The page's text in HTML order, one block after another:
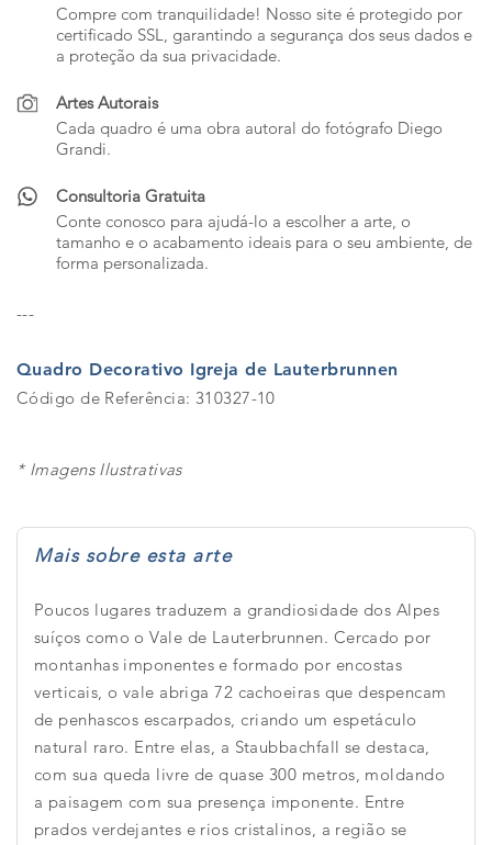
Compre com tranquilidade! Nosso site é protegido por
certificado SSL, garantindo a segurança dos seus dados e
a proteção da sua privacidade.
Artes Autorais
Cada quadro é uma obra autoral do fotógrafo Diego
Grandi.
Consultoria Gratuita
Conte conosco para ajudá-lo a escolher a arte, o
tamanho e o acabamento ideais para o seu ambiente, de
forma personalizada.
---
Quadro Decorativo Igreja de Lauterbrunnen
Código de Referência: 310327-10
* Imagens Ilustrativas
Mais sobre esta arte
Poucos lugares traduzem a grandiosidade dos Alpes
suíços como o Vale de Lauterbrunnen. Cercado por
montanhas imponentes e formado por encostas
verticais, o vale abriga 72 cachoeiras que despencam
de penhascos escarpados, criando um espetáculo
natural raro. Entre elas, a Staubbachfall se destaca,
com sua queda livre de quase 300 metros, moldando
a paisagem com sua presença imponente. Entre
prados verdejantes e rios cristalinos, a região se